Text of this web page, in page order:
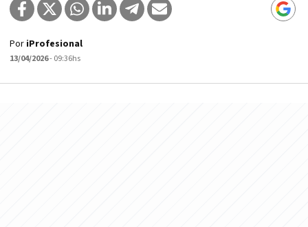
Por iProfesional
13/04/2026- 09:36hs